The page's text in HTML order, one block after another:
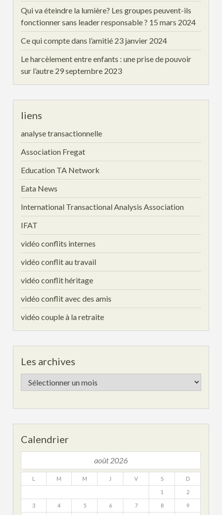
Qui va éteindre la lumière? Les groupes peuvent-ils
fonctionner sans leader responsable ? 15 mars 2024
Ce qui compte dans l’amitié 23 janvier 2024
Le harcèlement entre enfants : une prise de pouvoir
sur l’autre 29 septembre 2023
liens
analyse transactionnelle
Association Fregat
Education TA Network
Eata News
International Transactional Analysis Association
IFAT
vidéo conflits internes
vidéo conflit au travail
vidéo conflit héritage
vidéo conflit avec des amis
vidéo couple à la retraite
Les archives
Les
archives
Calendrier
août 2026
L M M J V S D
1 2
3 4 5 6 7 8 9